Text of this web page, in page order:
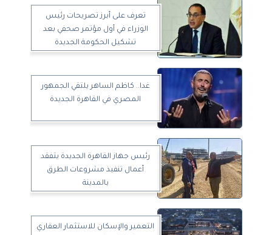
تعرف على أبرز تصريحات رئيس
الوزراء في أول مؤتمر صحفي بعد
تشكيل الحكومة الجديدة
غدا.. كاظم الساهر يلتقي الجمهور
المصري في القاهرة الجديدة
رئيس جهاز القاهرة الجديدة يتفقد
أعمال تنفيذ مشروعات الطرق
بالمدينة
التعمير والإسكان للاستثمار العقاري